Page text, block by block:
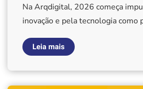
Na Arqdigital, 2026 começa
inovação e pela tecnologia como
Leia mais